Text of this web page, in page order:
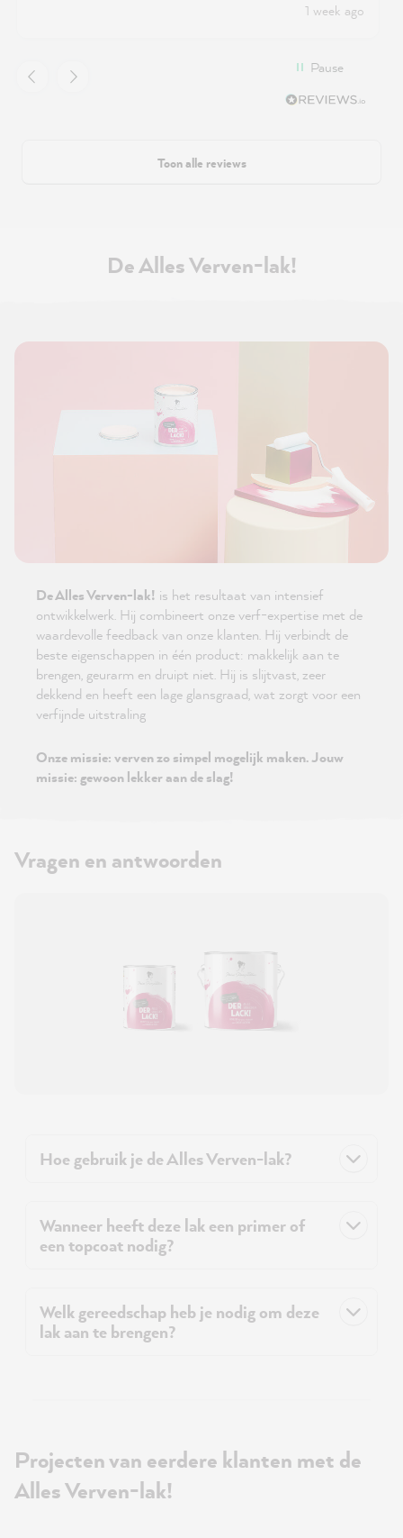
1 week ago
Pause
Toon alle reviews
De Alles Verven-lak!
De Alles Verven-lak! is het resultaat van intensief
ontwikkelwerk. Hij combineert onze verf-expertise met de
waardevolle feedback van onze klanten. Hij verbindt de
beste eigenschappen in één product: makkelijk aan te
brengen, geurarm en druipt niet. Hij is slijtvast, zeer
dekkend en heeft een lage glansgraad, wat zorgt voor een
verfijnde uitstraling
Onze missie: verven zo simpel mogelijk maken. Jouw
missie: gewoon lekker aan de slag!
Vragen en antwoorden
Hoe gebruik je de Alles Verven-lak?
Wanneer heeft deze lak een primer of
een topcoat nodig?
Welk gereedschap heb je nodig om deze
lak aan te brengen?
Projecten van eerdere klanten met de
Alles Verven-lak!